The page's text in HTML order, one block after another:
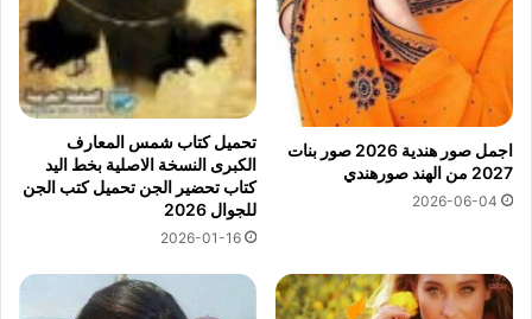
اجمل صور هندية 2026 صور بنات
2027 من الهند صورهندي
2026-06-04
تحميل كتاب شمس المعارف
الكبرى النسخة الاصلية بخط اليد
كتاب تحضير الجن تحميل كتب الجن
للجوال 2026
2026-01-16